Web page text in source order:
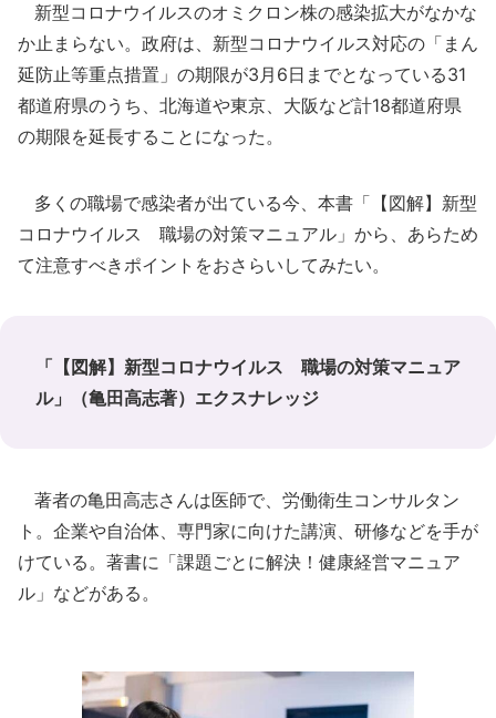
新型コロナウイルスのオミクロン株の感染拡大がなかな
か止まらない。政府は、新型コロナウイルス対応の「まん
延防止等重点措置」の期限が3月6日までとなっている31
都道府県のうち、北海道や東京、大阪など計18都道府県
の期限を延長することになった。
多くの職場で感染者が出ている今、本書「【図解】新型
コロナウイルス 職場の対策マニュアル」から、あらため
て注意すべきポイントをおさらいしてみたい。
「【図解】新型コロナウイルス 職場の対策マニュア
ル」（亀田高志著）エクスナレッジ
著者の亀田高志さんは医師で、労働衛生コンサルタン
ト。企業や自治体、専門家に向けた講演、研修などを手が
けている。著書に「課題ごとに解決！健康経営マニュア
ル」などがある。